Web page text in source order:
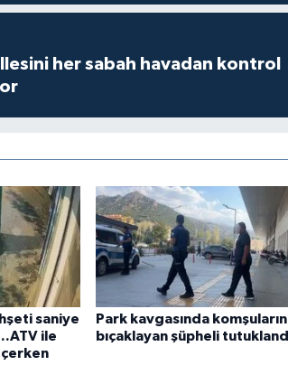
her sabah havadan kontrol
saniye
ile
Park kavgasında
bıçaklayan şüpheli